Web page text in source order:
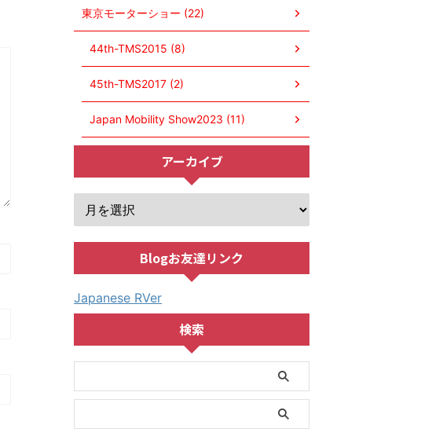
東京モーターショー (22)
44th-TMS2015 (8)
45th-TMS2017 (2)
Japan Mobility Show2023 (11)
アーカイブ
Blogお友達リンク
Japanese RVer
検索